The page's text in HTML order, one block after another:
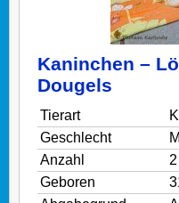
Kaninchen –
Dougels
Tierart
Geschlecht
Anzahl
2
Geboren